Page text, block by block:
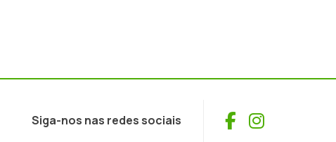
Siga-nos nas redes sociais Facebook
Instagram